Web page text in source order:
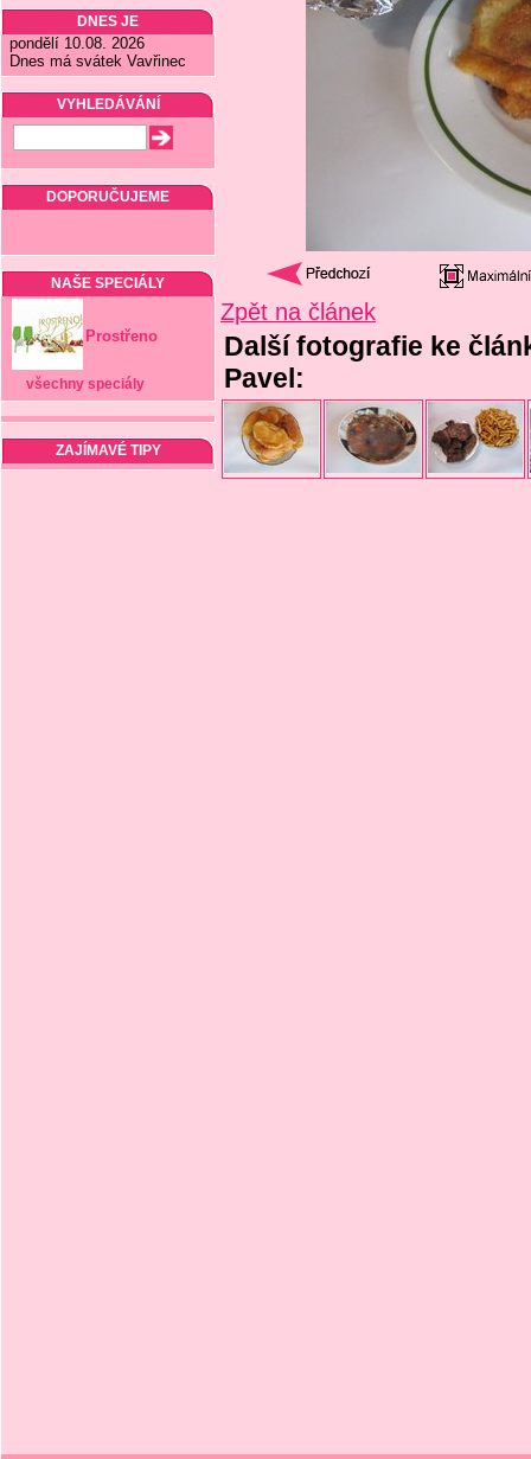
DNES JE
pondělí 10.08. 2026
Dnes má svátek Vavřinec
VYHLEDÁVÁNÍ
DOPORUČUJEME
NAŠE SPECIÁLY
Prostřeno
všechny speciály
ZAJÍMAVÉ TIPY
Zpět na článek
Další fotografie ke
Pavel: